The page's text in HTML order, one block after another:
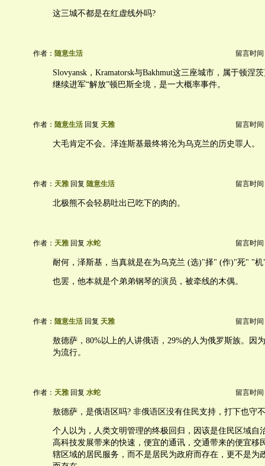
这三城不都是在红虚线外吗?
作者： 随意生活 留言时间
Slovyansk，Kramatorsk与Bakhmut这三座城市，属于顿涅
继续进军“解放”顿巴斯全境，是一大概率事件。
作者： 随意生活 回复 天雅 留言时间
大毛肯定不会。泽连斯基最终将沦为乌克兰的历史罪人。
作者： 天雅 回复 随意生活 留言时间
北极熊不会轻易吐出已吃下的肉的。
作者： 天雅 回复 水蛇 留言时间
耐何，泽斯基，当真就是在为乌克兰 (选)"择" (作)"死" "
也罢，他本就是个弟弟钢琴的演员，被牵线的木偶。
作者： 随意生活 回复 天雅 留言时间
敖德萨，80%以上的人讲俄语，29%的人为俄罗斯族。因
为流行。
作者： 天雅 回复 水蛇 留言时间
敖德萨，是俄语区吗? 非俄语区没有住民支持，打下也守
个人以为，人类文明管理的终极回归，因该是住民区域自
高科技发展带来的快速，便宜的通讯，交通带来的便宜移
辖区域的居民服务，而不是居民为政府而存在，更不是为